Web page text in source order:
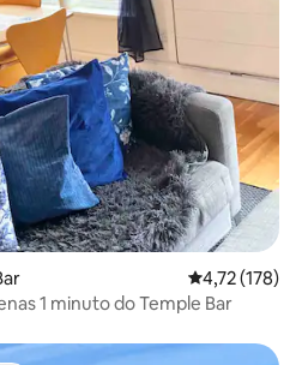
4,72 de uma
4,72 (178)
1 minuto do Temple Bar